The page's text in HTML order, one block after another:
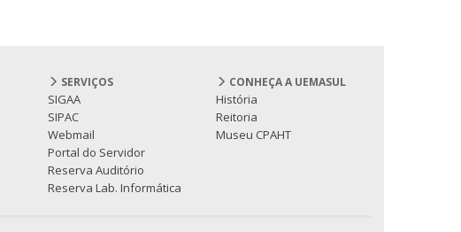
SERVIÇOS
SIGAA
SIPAC
Webmail
Portal do Servidor
Reserva Auditório
Reserva Lab. Informática
CONHEÇA A UEMASUL
História
Reitoria
Museu CPAHT